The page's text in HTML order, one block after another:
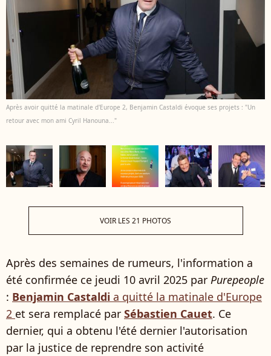
Après avoir quitté la matinale d'Europe 2, Benjamin Castaldi évoque ses projets : "Un
retour avec mon ami Cyril Hanouna..."
VOIR LES 21 PHOTOS
Après des semaines de rumeurs, l'information a
été confirmée ce jeudi 10 avril 2025 par Purepeople
: Benjamin Castaldi a quitté la matinale d'Europe
2 et sera remplacé par Sébastien Cauet. Ce
dernier, qui a obtenu l'été dernier l'autorisation
par la justice de reprendre son activité